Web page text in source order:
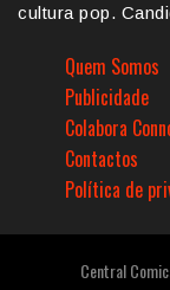
cultura pop.
Quem Somos
Publicidade
Colabora
Contactos
Política de
Central